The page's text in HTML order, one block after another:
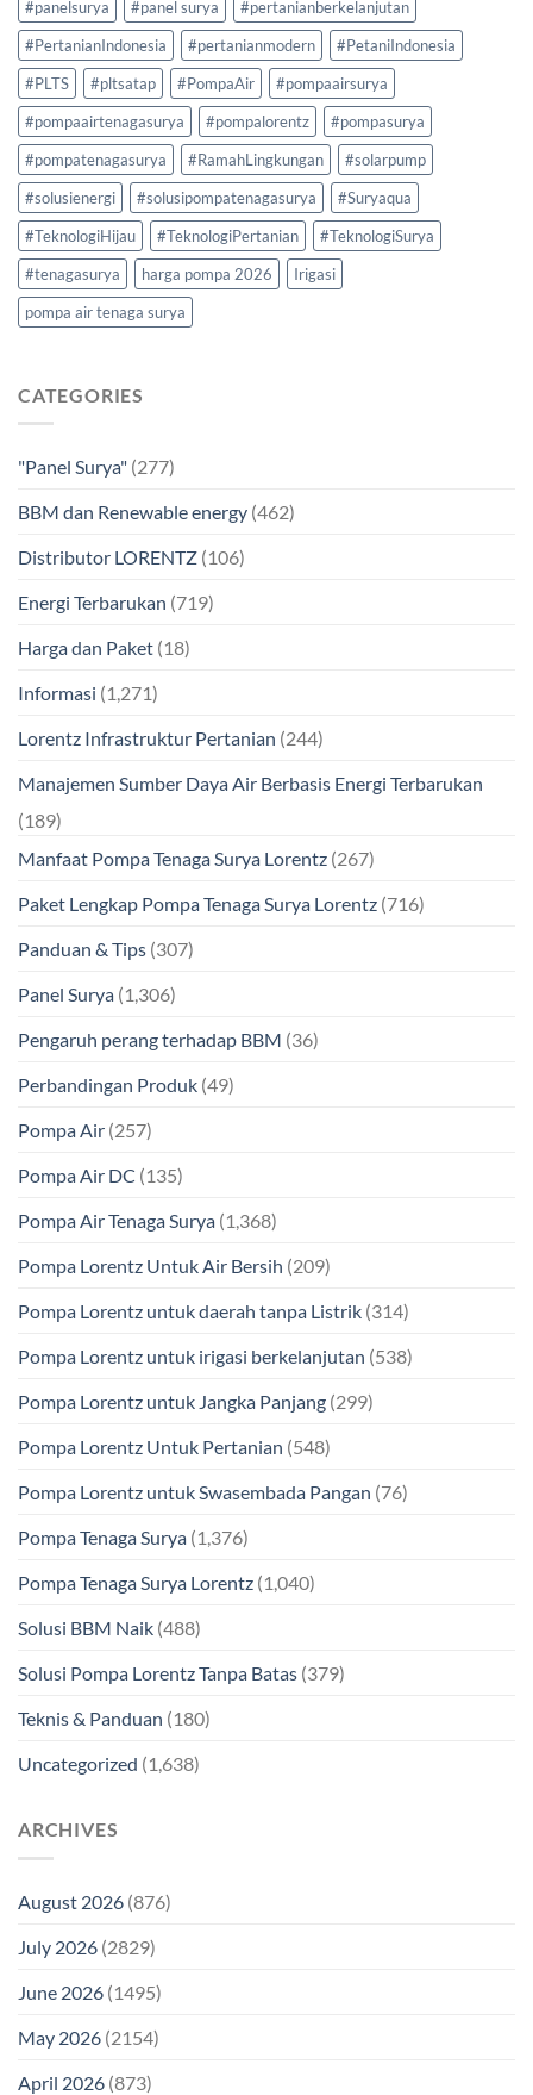
#panelsurya #panel surya
#pertanianberkelanjutan
#PertanianIndonesia
#pertanianmodern
#PetaniIndonesia
#PLTS
#pltsatap #PompaAir
#pompaairsurya
#pompaairtenagasurya
#pompalorentz
#pompasurya
#pompatenagasurya
#RamahLingkungan
#solarpump
#solusienergi
#solusipompatenagasurya
#Suryaqua
#TeknologiHijau
#TeknologiPertanian
#TeknologiSurya
#tenagasurya
harga pompa 2026
Irigasi
pompa air tenaga surya
CATEGORIES
"Panel Surya" (277)
BBM dan Renewable energy (462)
Distributor LORENTZ (106)
Energi Terbarukan (719)
Harga dan Paket (18)
Informasi (1,271)
Lorentz Infrastruktur Pertanian (244)
Manajemen Sumber Daya Air Berbasis Energi Terbarukan
(189)
Manfaat Pompa Tenaga Surya Lorentz (267)
Paket Lengkap Pompa Tenaga Surya Lorentz (716)
Panduan & Tips (307)
Panel Surya (1,306)
Pengaruh perang terhadap BBM (36)
Perbandingan Produk (49)
Pompa Air (257)
Pompa Air DC (135)
Pompa Air Tenaga Surya (1,368)
Pompa Lorentz Untuk Air Bersih (209)
Pompa Lorentz untuk daerah tanpa Listrik (314)
Pompa Lorentz untuk irigasi berkelanjutan (538)
Pompa Lorentz untuk Jangka Panjang (299)
Pompa Lorentz Untuk Pertanian (548)
Pompa Lorentz untuk Swasembada Pangan (76)
Pompa Tenaga Surya (1,376)
Pompa Tenaga Surya Lorentz (1,040)
Solusi BBM Naik (488)
Solusi Pompa Lorentz Tanpa Batas (379)
Teknis & Panduan (180)
Uncategorized (1,638)
ARCHIVES
August 2026 (876)
July 2026 (2829)
June 2026 (1495)
May 2026 (2154)
April 2026 (873)